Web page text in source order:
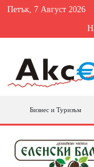
Петък, 7 Август 2026
Бизнес и Туризъм